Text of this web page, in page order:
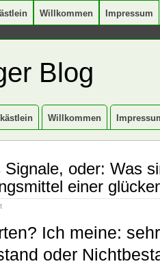
Willkommen Impressum
Blog
Willkommen
Signale, oder: Was
einer
Ich meine:
oder